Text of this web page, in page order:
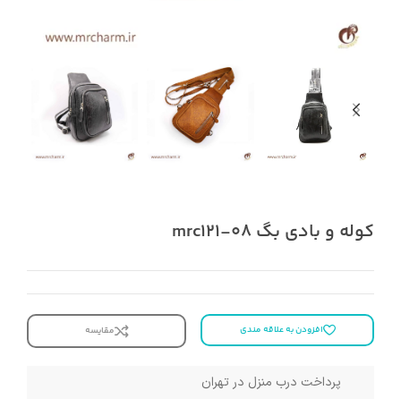
کوله و بادی بگ mrc121-08
افزودن به علاقه مندی مقایسه
پرداخت درب منزل در تهران